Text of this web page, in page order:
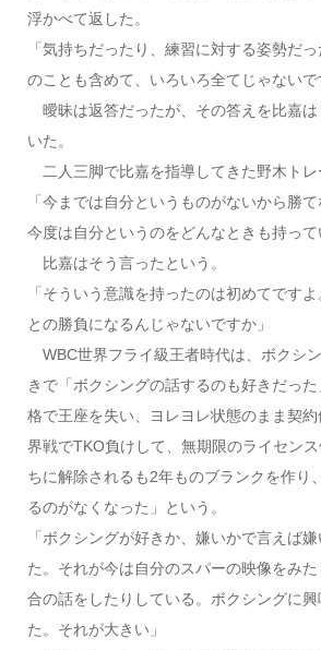
浮かべて返した。
「気持ちだったり、練習に対する姿勢だ
のことも含めて、いろいろ全てじゃないで
曖昧は返答だったが、その答えを比嘉は
いた。
二人三脚で比嘉を指導してきた野木トレ
「今までは自分というものがないから勝て
今度は自分というのをどんなときも持って
比嘉はそう言ったという。
「そういう意識を持ったのは初めてです
との勝負になるんじゃないですか」
WBC世界フライ級王者時代は、ボクシ
きで「ボクシングの話するのも好きだっ
格で王座を失い、ヨレヨレ状態のまま契
界戦でTKO負けして、無期限のライセン
ちに解除されるも2年ものブランクを作り
るのがなくなった」という。
「ボクシングが好きか、嫌いかで言えば
た。それが今は自分のスパーの映像をみ
合の話をしたりしている。ボクシングに
た。それが大きい」